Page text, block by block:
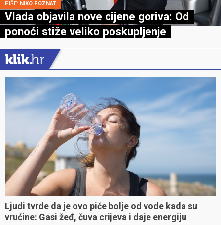
PIŠE: NIKO POZNAT
Vlada objavila nove cijene goriva: Od
ponoći stiže veliko poskupljenje
Ljudi tvrde da je ovo piće bolje od vode kada su
vrućine: Gasi žeđ, čuva crijeva i daje energiju